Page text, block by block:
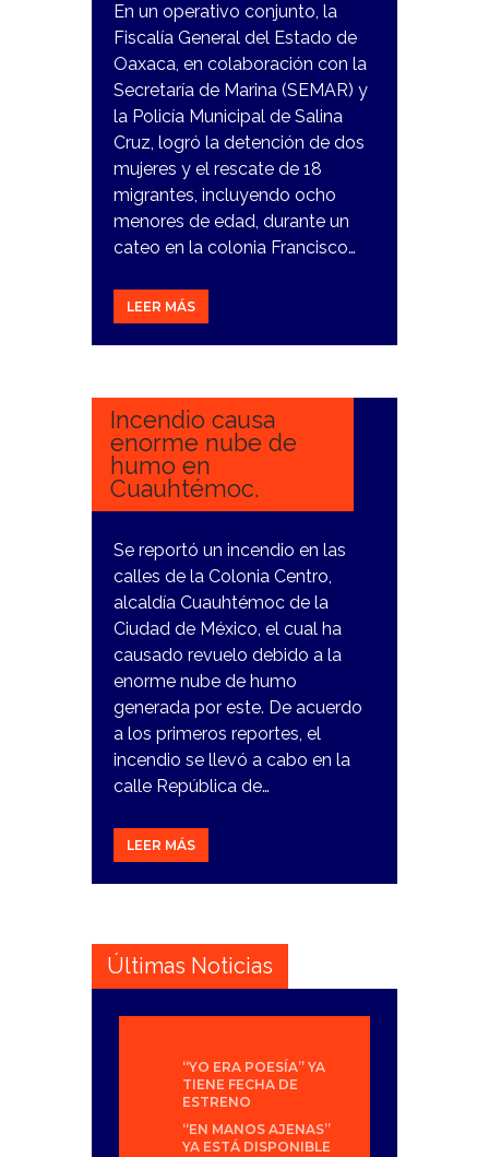
En un operativo conjunto, la
Fiscalía General del Estado de
Oaxaca, en colaboración con la
Secretaría de Marina (SEMAR) y
la Policía Municipal de Salina
Cruz, logró la detención de dos
mujeres y el rescate de 18
migrantes, incluyendo ocho
menores de edad, durante un
cateo en la colonia Francisco…
LEER MÁS
17
Incendio causa
enorme nube de
humo en
Cuauhtémoc.
Se reportó un incendio en las
calles de la Colonia Centro,
alcaldía Cuauhtémoc de la
Ciudad de México, el cual ha
causado revuelo debido a la
enorme nube de humo
generada por este. De acuerdo
a los primeros reportes, el
incendio se llevó a cabo en la
calle República de…
LEER MÁS
Últimas Noticias
“YO ERA POESÍA” YA
TIENE FECHA DE
ESTRENO
“EN MANOS AJENAS”
YA ESTÁ DISPONIBLE